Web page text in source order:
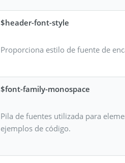
$header-font-style
Proporciona estilo de fuente de
$font-family-monospace
Pila de fuentes utilizada para
ejemplos de código.